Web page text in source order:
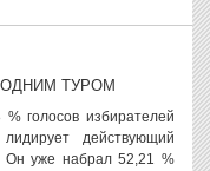
ТУРОМ
голосов избирателей
действующий
Он уже набрал 52,21 %